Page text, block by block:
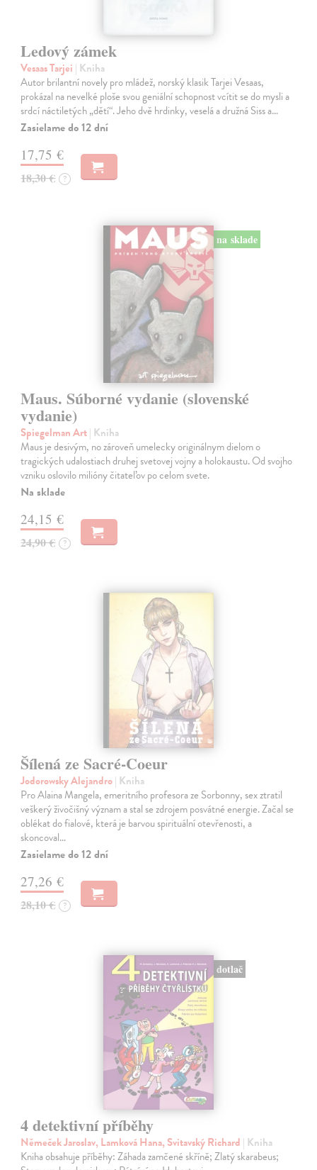
Ledový zámek
Vesaas Tarjei | Kniha
Autor brilantní novely pro mládež, norský klasik Tarjei Vesaas,
prokázal na nevelké ploše svou geniální schopnost vcítit se do mysli a
srdcí náctiletých „dětí“. Jeho dvě hrdinky, veselá a družná Siss a…
Zasielame do 12 dní
17,75 €
18,30 € ?
na sklade
Maus. Súborné vydanie (slovenské
vydanie)
Spiegelman Art| Kniha
Maus je desivým, no zároveň umelecky originálnym dielom o
tragických udalostiach druhej svetovej vojny a holokaustu. Od svojho
vzniku oslovilo milióny čitateľov po celom svete.
Na sklade
24,15 €
24,90 € ?
Šílená ze Sacré-Coeur
Jodorowsky Alejandro| Kniha
Pro Alaina Mangela, emeritního profesora ze Sorbonny, sex ztratil
veškerý živočišný význam a stal se zdrojem posvátné energie. Začal se
oblékat do fialové, která je barvou spirituální otevřenosti, a
skoncoval…
Zasielame do 12 dní
27,26 €
28,10 € ?
dotlač
4 detektivní příběhy
Němeček Jaroslav, Lamková Hana, Svitavský Richard | Kniha
Kniha obsahuje příběhy: Záhada zamčené skříně; Zlatý skarabeus;